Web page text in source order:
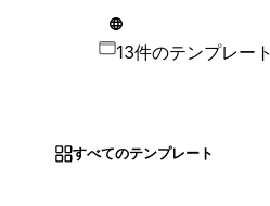
13件のテンプレート
すべてのテンプレート